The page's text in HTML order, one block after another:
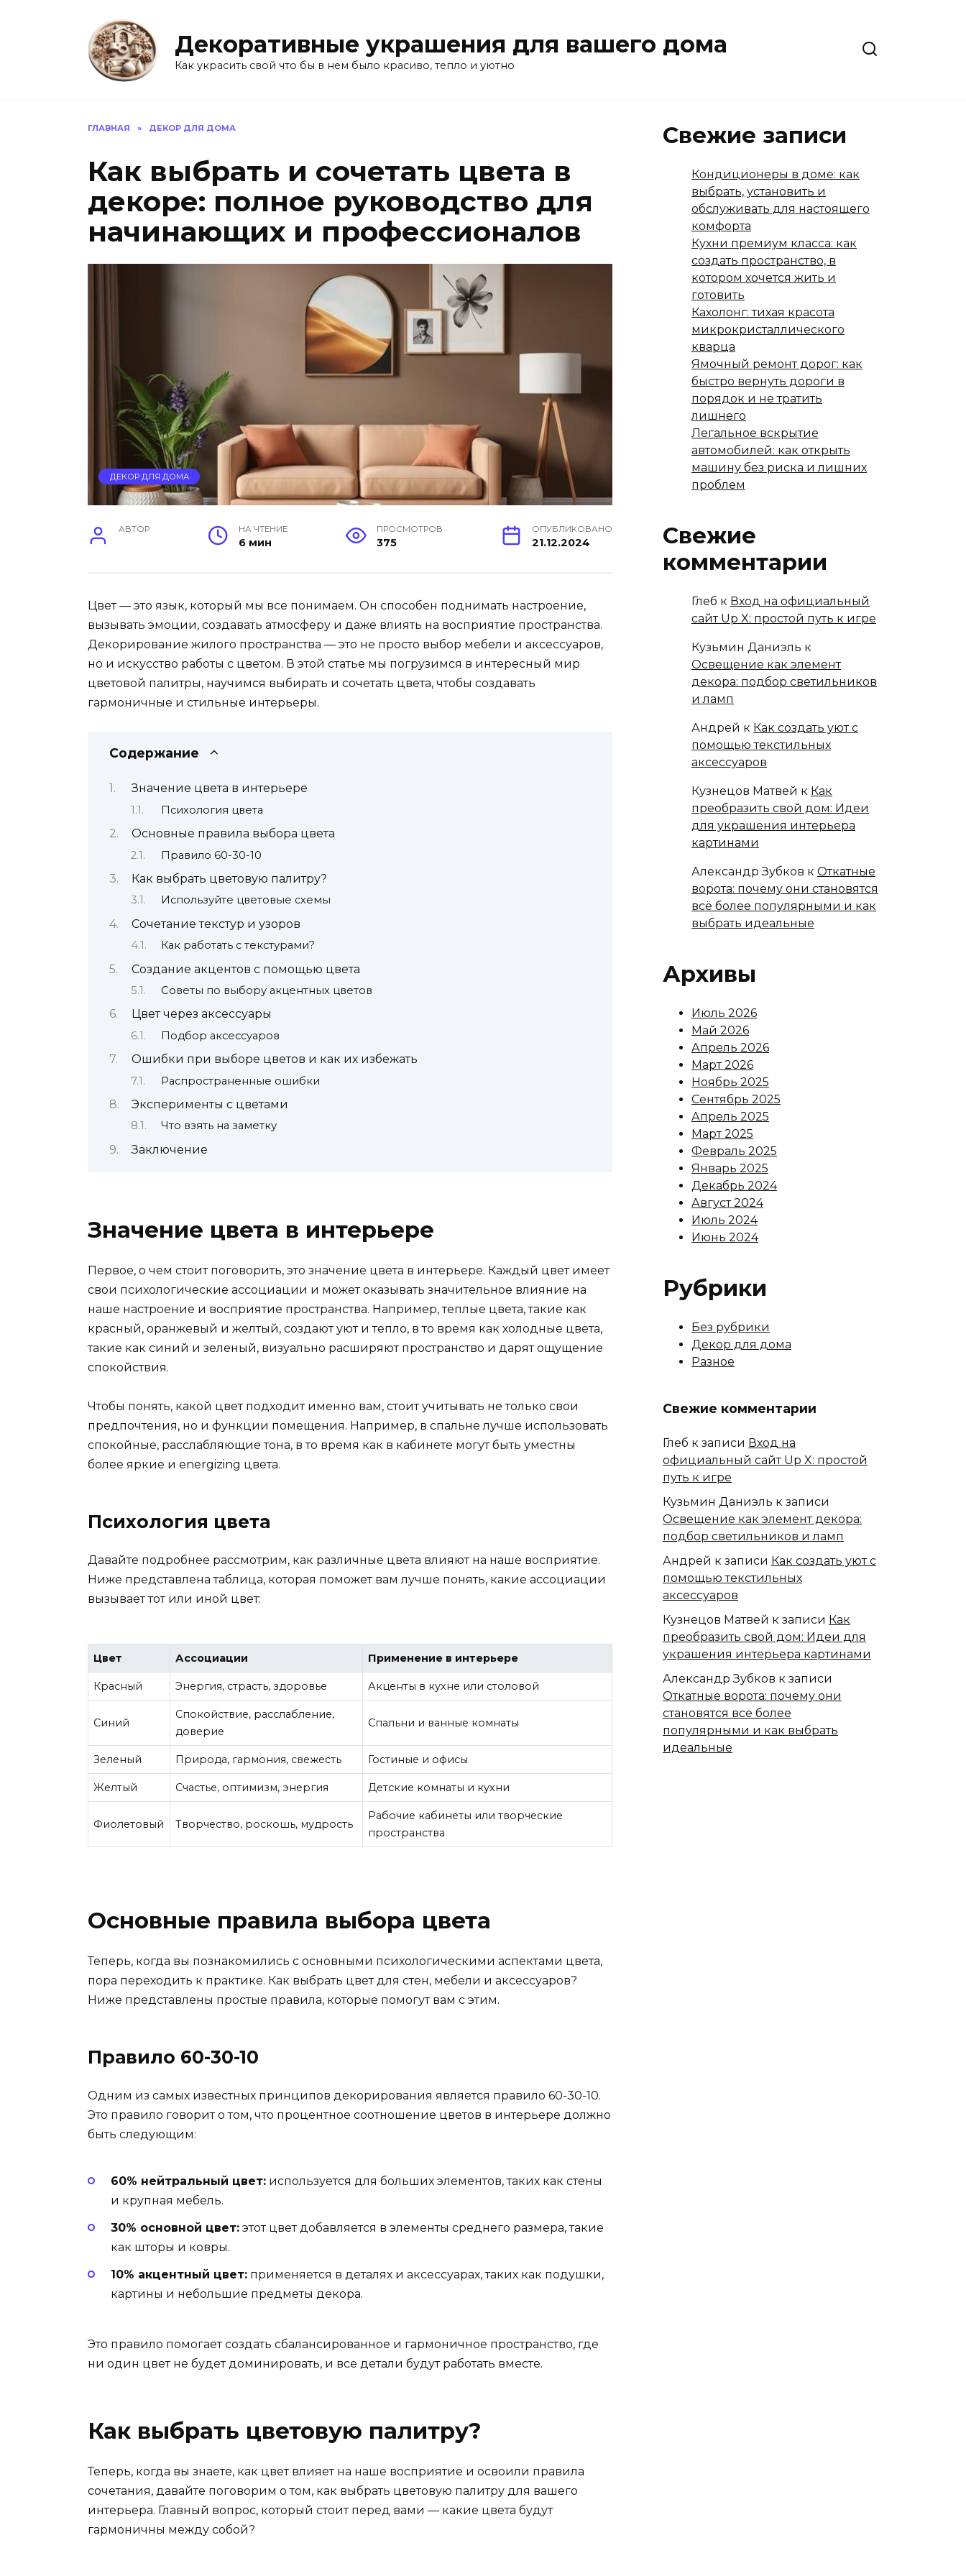
Декоративные украшения для вашего дома
Как украсить свой что бы в нем было красиво, тепло и уютно
ГЛАВНАЯ » ДЕКОР ДЛЯ ДОМА
Как выбрать и сочетать цвета в
декоре: полное руководство для
начинающих и профессионалов
ДЕКОР ДЛЯ ДОМА
АВТОР НА ЧТЕНИЕ
6 мин
ПРОСМОТРОВ
375
ОПУБЛИКОВАНО
21.12.2024
Цвет — это язык, который мы все понимаем. Он способен поднимать настроение,
вызывать эмоции, создавать атмосферу и даже влиять на восприятие пространства.
Декорирование жилого пространства — это не просто выбор мебели и аксессуаров,
но и искусство работы с цветом. В этой статье мы погрузимся в интересный мир
цветовой палитры, научимся выбирать и сочетать цвета, чтобы создавать
гармоничные и стильные интерьеры.
Содержание
Значение цвета в интерьере
Психология цвета
Основные правила выбора цвета
Правило 60-30-10
Как выбрать цветовую палитру?
Используйте цветовые схемы
Сочетание текстур и узоров
Как работать с текстурами?
Создание акцентов с помощью цвета
Советы по выбору акцентных цветов
Цвет через аксессуары
Подбор аксессуаров
Ошибки при выборе цветов и как их избежать
Распространенные ошибки
Эксперименты с цветами
Что взять на заметку
Заключение
Значение цвета в интерьере
Первое, о чем стоит поговорить, это значение цвета в интерьере. Каждый цвет имеет
свои психологические ассоциации и может оказывать значительное влияние на
наше настроение и восприятие пространства. Например, теплые цвета, такие как
красный, оранжевый и желтый, создают уют и тепло, в то время как холодные цвета,
такие как синий и зеленый, визуально расширяют пространство и дарят ощущение
спокойствия.
Чтобы понять, какой цвет подходит именно вам, стоит учитывать не только свои
предпочтения, но и функции помещения. Например, в спальне лучше использовать
спокойные, расслабляющие тона, в то время как в кабинете могут быть уместны
более яркие и energizing цвета.
Психология цвета
Давайте подробнее рассмотрим, как различные цвета влияют на наше восприятие.
Ниже представлена таблица, которая поможет вам лучше понять, какие ассоциации
вызывает тот или иной цвет:
Цвет Ассоциации Применение в интерьере
Красный Энергия, страсть, здоровье Акценты в кухне или столовой
Синий
Спокойствие, расслабление,
доверие
Спальни и ванные комнаты
Зеленый Природа, гармония, свежесть Гостиные и офисы
Желтый Счастье, оптимизм, энергия Детские комнаты и кухни
Фиолетовый Творчество, роскошь, мудрость
Рабочие кабинеты или творческие
пространства
Основные правила выбора цвета
Теперь, когда вы познакомились с основными психологическими аспектами цвета,
пора переходить к практике. Как выбрать цвет для стен, мебели и аксессуаров?
Ниже представлены простые правила, которые помогут вам с этим.
Правило 60-30-10
Одним из самых известных принципов декорирования является правило 60-30-10.
Это правило говорит о том, что процентное соотношение цветов в интерьере должно
быть следующим:
60% нейтральный цвет: используется для больших элементов, таких как стены
и крупная мебель.
30% основной цвет: этот цвет добавляется в элементы среднего размера, такие
как шторы и ковры.
10% акцентный цвет: применяется в деталях и аксессуарах, таких как подушки,
картины и небольшие предметы декора.
Это правило помогает создать сбалансированное и гармоничное пространство, где
ни один цвет не будет доминировать, и все детали будут работать вместе.
Как выбрать цветовую палитру?
Теперь, когда вы знаете, как цвет влияет на наше восприятие и освоили правила
сочетания, давайте поговорим о том, как выбрать цветовую палитру для вашего
интерьера. Главный вопрос, который стоит перед вами — какие цвета будут
гармоничны между собой?
Свежие записи
Кондиционеры в доме: как
выбрать, установить и
обслуживать для настоящего
комфорта
Кухни премиум класса: как
создать пространство, в
котором хочется жить и
готовить
Кахолонг: тихая красота
микрокристаллического
кварца
Ямочный ремонт дорог: как
быстро вернуть дороги в
порядок и не тратить
лишнего
Легальное вскрытие
автомобилей: как открыть
машину без риска и лишних
проблем
Свежие
комментарии
Глеб к Вход на официальный
сайт Up X: простой путь к игре
Кузьмин Даниэль к
Освещение как элемент
декора: подбор светильников
и ламп
Андрей к Как создать уют с
помощью текстильных
аксессуаров
Кузнецов Матвей к Как
преобразить свой дом: Идеи
для украшения интерьера
картинами
Александр Зубков к Откатные
ворота: почему они становятся
всё более популярными и как
выбрать идеальные
Архивы
Июль 2026
Май 2026
Апрель 2026
Март 2026
Ноябрь 2025
Сентябрь 2025
Апрель 2025
Март 2025
Февраль 2025
Январь 2025
Декабрь 2024
Август 2024
Июль 2024
Июнь 2024
Рубрики
Без рубрики
Декор для дома
Разное
Свежие комментарии
Глеб к записи Вход на
официальный сайт Up X: простой
путь к игре
Кузьмин Даниэль к записи
Освещение как элемент декора:
подбор светильников и ламп
Андрей к записи Как создать уют с
помощью текстильных
аксессуаров
Кузнецов Матвей к записи Как
преобразить свой дом: Идеи для
украшения интерьера картинами
Александр Зубков к записи
Откатные ворота: почему они
становятся всё более
популярными и как выбрать
идеальные